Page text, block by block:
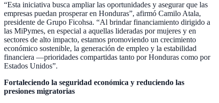
“Esta iniciativa busca ampliar las oportunidades y asegurar que las
empresas puedan prosperar en Honduras”, afirmó Camilo Atala,
presidente de Grupo Ficohsa. “Al brindar financiamiento dirigido a
las MiPymes, en especial a aquellas lideradas por mujeres y en
sectores de alto impacto, estamos promoviendo un crecimiento
económico sostenible, la generación de empleo y la estabilidad
financiera —prioridades compartidas tanto por Honduras como por
Estados Unidos”.
Fortaleciendo la seguridad económica y reduciendo las
presiones migratorias